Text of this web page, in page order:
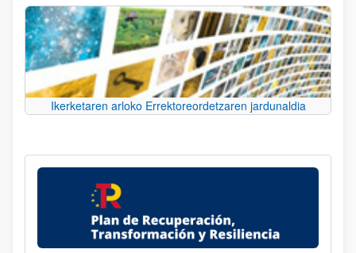
Ikerketaren arloko Errektoreordetzaren jardunaldia